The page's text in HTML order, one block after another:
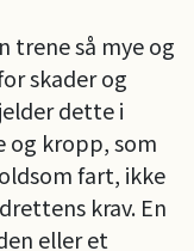
trene så mye og
skader og
dette i
og kropp, som
fart, ikke
krav. En
eller et